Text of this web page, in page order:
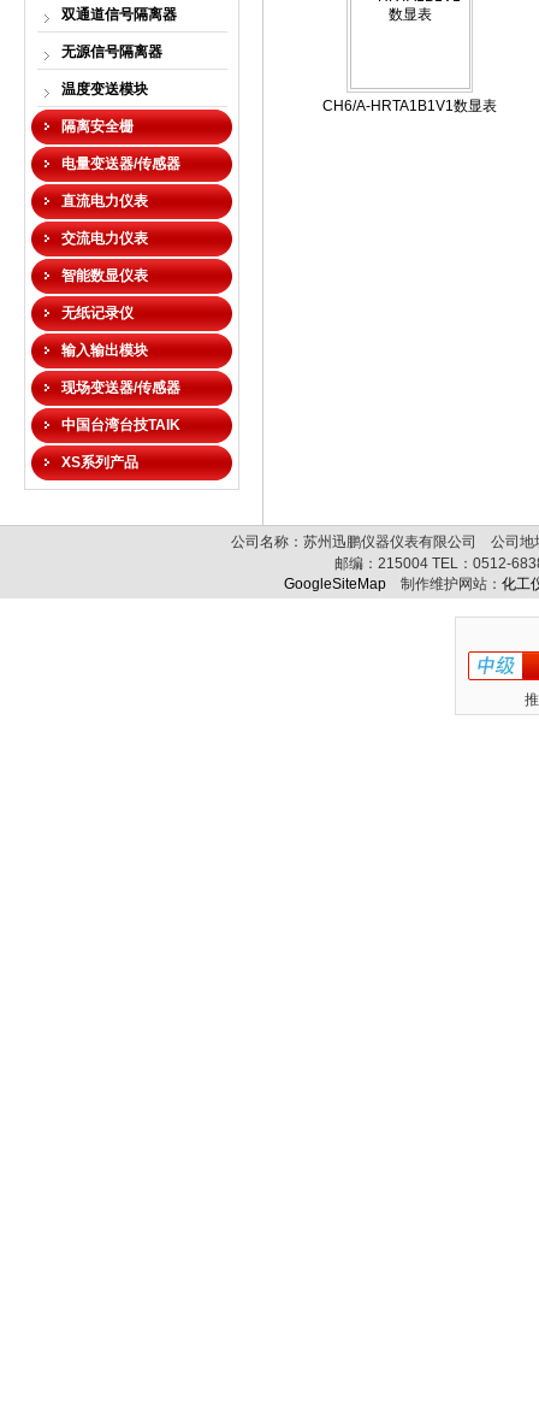
双通道信号隔离器
无源信号隔离器
温度变送模块
隔离安全栅
电量变送器/传感器
直流电力仪表
交流电力仪表
智能数显仪表
无纸记录仪
输入输出模块
现场变送器/传感器
中国台湾台技TAIK
XS系列产品
CH6/A-HRTA1B1V1数显表
公司名称：苏州迅鹏仪器仪表有限公司 公司
邮编： 215004 TEL： 0512-
GoogleSiteMap 制作维护网站： 化工